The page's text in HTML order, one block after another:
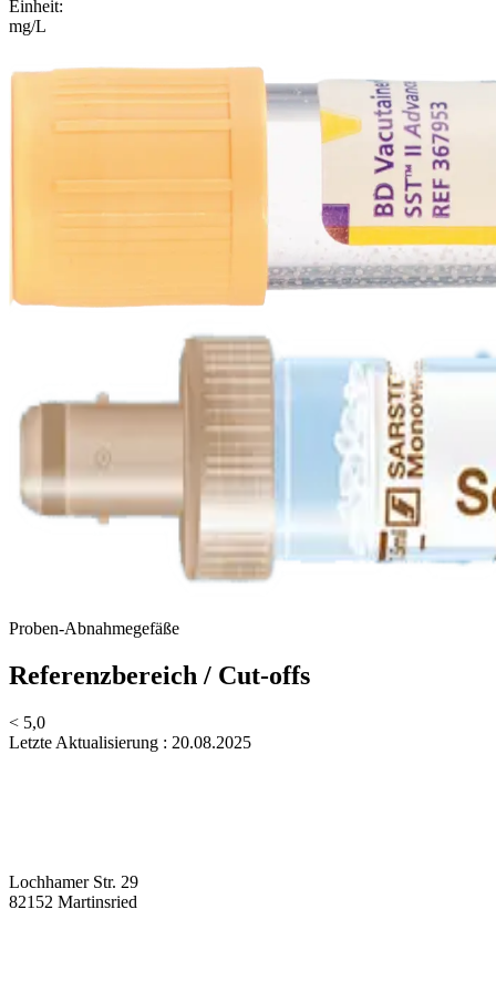
Einheit:
mg/L
Proben-Abnahmegefäße
Referenzbereich / Cut-offs
< 5,0
Letzte Aktualisierung : 20.08.2025
Lochhamer Str. 29
82152 Martinsried